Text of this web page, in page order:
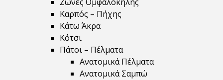
Ζώνες Ομφαλοκήλης
Καρπός – Πήχης
Κάτω Άκρα
Κότσι
Πάτοι – Πέλματα
Ανατομικά Πέλματα
Ανατομικά Σαμπώ